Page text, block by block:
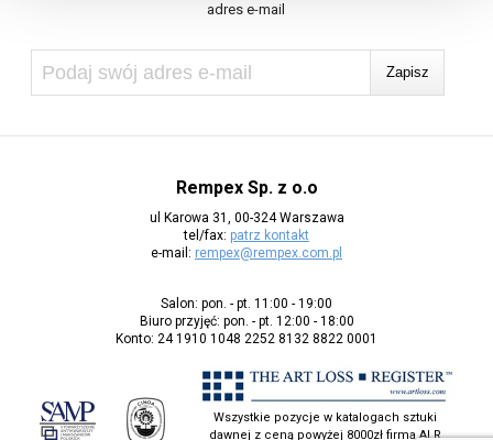
adres e-mail
Rempex Sp. z o.o
ul Karowa 31, 00-324 Warszawa
tel/fax: patrz kontakt
e-mail: rempex@rempex.com.pl
Salon: pon. - pt. 11:00 - 19:00
Biuro przyjęć: pon. - pt. 12:00 - 18:00
Konto: 24 1910 1048 2252 8132 8822 0001
Wszystkie pozycje w katalogach sztuki
dawnej z ceną powyżej 8000zł firma ALR